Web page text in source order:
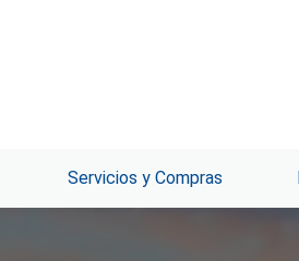
Servicios y Compras